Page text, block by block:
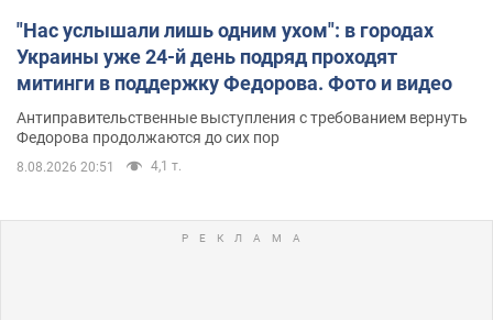
"Нас услышали лишь одним ухом": в городах
Украины уже 24-й день подряд проходят
митинги в поддержку Федорова. Фото и видео
Антиправительственные выступления с требованием вернуть
Федорова продолжаются до сих пор
8.08.2026 20:51 4,1 т.